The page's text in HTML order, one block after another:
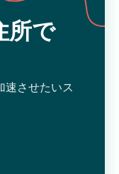
所で
速させたいス